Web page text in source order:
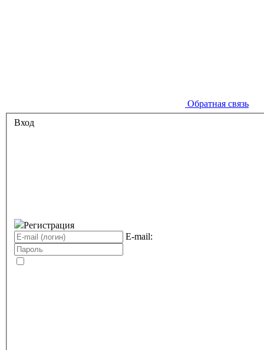
Обратная связь
Вход
Регистрация
E-mail: